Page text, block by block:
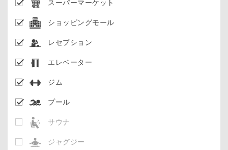
スーパーマーケット
ショッピングモール
レセプション
エレベーター
ジム
プール
サウナ
ジャグジー